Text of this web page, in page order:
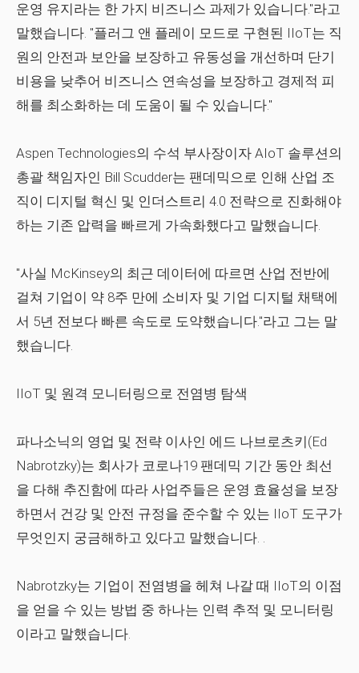
운영 유지라는 한 가지 비즈니스 과제가 있습니다."라고
말했습니다. "플러그 앤 플레이 모드로 구현된 IIoT는 직
원의 안전과 보안을 보장하고 유동성을 개선하며 단기
비용을 낮추어 비즈니스 연속성을 보장하고 경제적 피
해를 최소화하는 데 도움이 될 수 있습니다."
Aspen Technologies의 수석 부사장이자 AIoT 솔루션의
총괄 책임자인 Bill Scudder는 팬데믹으로 인해 산업 조
직이 디지털 혁신 및 인더스트리 4.0 전략으로 진화해야
하는 기존 압력을 빠르게 가속화했다고 말했습니다.
"사실 McKinsey의 최근 데이터에 따르면 산업 전반에
걸쳐 기업이 약 8주 만에 소비자 및 기업 디지털 채택에
서 5년 전보다 빠른 속도로 도약했습니다."라고 그는 말
했습니다.
IIoT 및 원격 모니터링으로 전염병 탐색
파나소닉의 영업 및 전략 이사인 에드 나브로츠키(Ed
Nabrotzky)는 회사가 코로나19 팬데믹 기간 동안 최선
을 다해 추진함에 따라 사업주들은 운영 효율성을 보장
하면서 건강 및 안전 규정을 준수할 수 있는 IIoT 도구가
무엇인지 궁금해하고 있다고 말했습니다. .
Nabrotzky는 기업이 전염병을 헤쳐 나갈 때 IIoT의 이점
을 얻을 수 있는 방법 중 하나는 인력 추적 및 모니터링
이라고 말했습니다.